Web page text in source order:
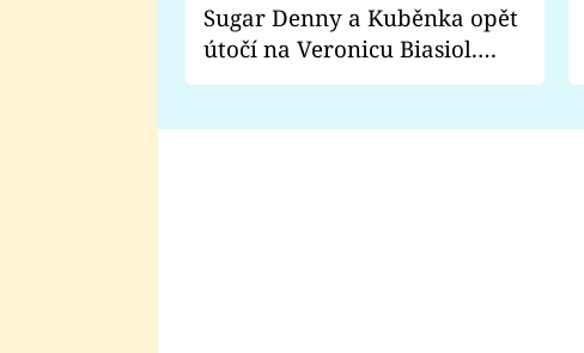
Sugar Denny a Kuběnka opět
útočí na Veronicu Biasiol.
Proč je podle nich falešná a